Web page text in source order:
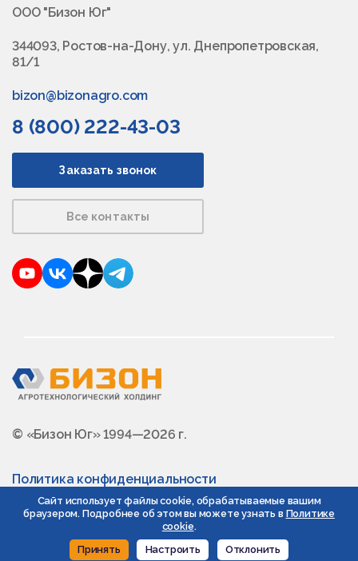
ООО "Бизон Юг"
344093, Ростов-на-Дону, ул. Днепропетровская,
81/1
bizon@bizonagro.com
8 (800) 222-43-03
Заказать звонок
Все контакты
YouTubeVKontakte
DzenTelegram
© «Бизон Юг» 1994—2026 г.
Политика конфиденциальности
Сайт использует файлы cookie, обрабатываемые вашим
браузером. Подробнее об этом вы можете узнать в Политике
cookie.
Принять
Настроить Отклонить